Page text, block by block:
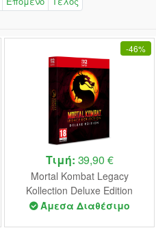
-46%
Τιμή: 39,90 €
Mortal Kombat Legacy
Kollection Deluxe Edition
Nintendo Switch 2 NEW
Άμεσα Διαθέσιμο